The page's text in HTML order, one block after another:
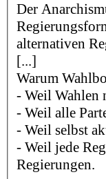
Der
alternativen
[...]
Warum
- Weil Wahlen
- Weil alle
- Weil selbst
- Weil jede
Regierungen.